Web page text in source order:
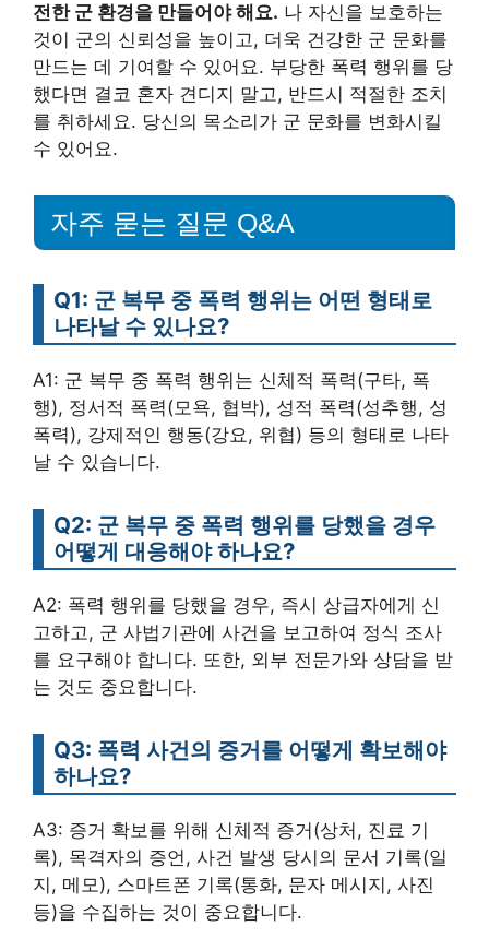
전한 군 환경을 만들어야 해요. 나 자신을 보호하는
것이 군의 신뢰성을 높이고, 더욱 건강한 군 문화를
만드는 데 기여할 수 있어요. 부당한 폭력 행위를 당
했다면 결코 혼자 견디지 말고, 반드시 적절한 조치
를 취하세요. 당신의 목소리가 군 문화를 변화시킬
수 있어요.
자주 묻는 질문 Q&A
Q1: 군 복무 중 폭력 행위는 어떤 형태로
나타날 수 있나요?
A1: 군 복무 중 폭력 행위는 신체적 폭력(구타, 폭
행), 정서적 폭력(모욕, 협박), 성적 폭력(성추행, 성
폭력), 강제적인 행동(강요, 위협) 등의 형태로 나타
날 수 있습니다.
Q2: 군 복무 중 폭력 행위를 당했을 경우
어떻게 대응해야 하나요?
A2: 폭력 행위를 당했을 경우, 즉시 상급자에게 신
고하고, 군 사법기관에 사건을 보고하여 정식 조사
를 요구해야 합니다. 또한, 외부 전문가와 상담을 받
는 것도 중요합니다.
Q3: 폭력 사건의 증거를 어떻게 확보해야
하나요?
A3: 증거 확보를 위해 신체적 증거(상처, 진료 기
록), 목격자의 증언, 사건 발생 당시의 문서 기록(일
지, 메모), 스마트폰 기록(통화, 문자 메시지, 사진
등)을 수집하는 것이 중요합니다.